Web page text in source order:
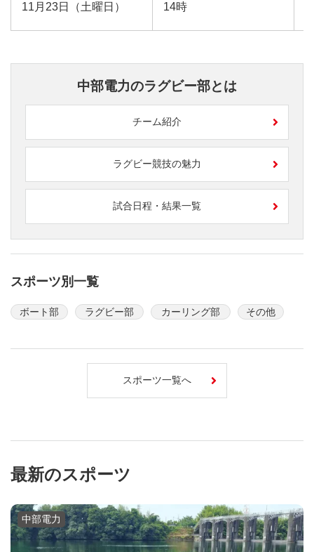
11月23日（土曜日） 14時
中部電力のラグビー部とは
チーム紹介
ラグビー競技の魅力
試合日程・結果一覧
スポーツ別一覧
ボート部 ラグビー部 カーリング部 その他
スポーツ一覧へ
最新のスポーツ
中部電力